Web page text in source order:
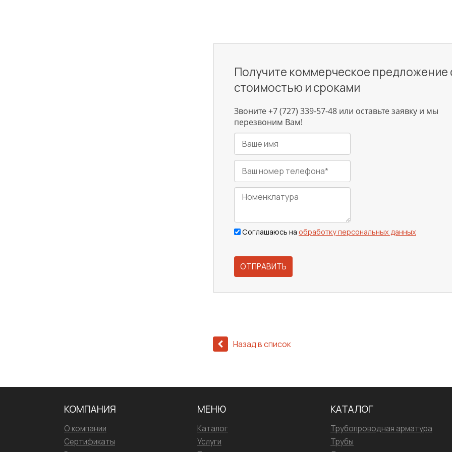
Получите коммерческое предложение
стоимостью и сроками
Звоните +7 (727) 339-57-48 или оставьте заявку и мы
перезвоним Вам!
Соглашаюсь на обработку персональных данных
ОТПРАВИТЬ
Назад в список
КОМПАНИЯ
О компании
Сертификаты
МЕНЮ
Каталог
Услуги
КАТАЛОГ
Трубопроводная арматура
Трубы